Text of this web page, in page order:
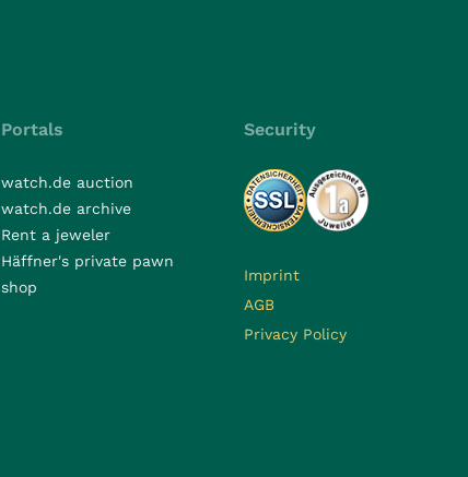
Portals
watch.de auction
watch.de archive
Rent a jeweler
Häffner's private pawn
shop
Security
Imprint
AGB
Privacy Policy